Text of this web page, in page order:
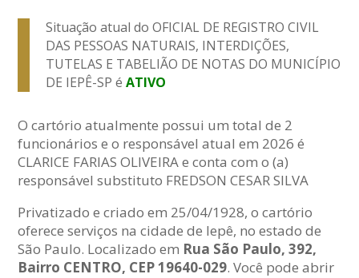
Situação atual do OFICIAL DE REGISTRO CIVIL
DAS PESSOAS NATURAIS, INTERDIÇÕES,
TUTELAS E TABELIÃO DE NOTAS DO MUNICÍPIO
DE IEPÊ-SP éATIVO
O cartório atualmente possui um total de 2
funcionários e o responsável atual em 2026 é
CLARICE FARIAS OLIVEIRA e conta com o (a)
responsável substituto FREDSON CESAR SILVA
Privatizado e criado em 25/04/1928, o cartório
oferece serviços na cidade de Iepê, no estado de
São Paulo. Localizado em Rua São Paulo, 392,
Bairro CENTRO, CEP 19640-029. Você pode abrir